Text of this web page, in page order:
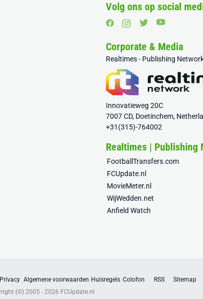
Volg ons op social
Corporate & Media
Realtimes - Publishing
Innovatieweg 20C
7007 CD, Doetinchem,
+31(315)-764002
Realtimes | Publishing
FootballTransfers.com
FCUpdate.nl
MovieMeter.nl
WijWedden.net
Anfield Watch
Privacy Algemene voorwaarden Huisregels Colofon RSS
Sitemap
(©) 2005 - 2026 FCUpdate.nl